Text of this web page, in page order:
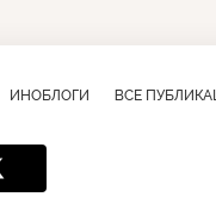
ИНОБЛОГИ ВСЕ